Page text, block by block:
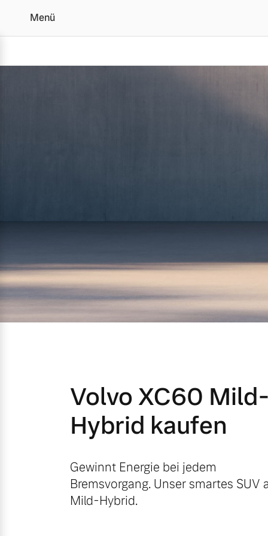
Der Volvo XC60 | Alle
Menü
Mild-Hybrid
Geschäftskunden
Editionsmodelle
Konnektivität
Aktuelle Angebote
Geschäftskunden
Über uns
Unser Team
Volvo XC60 Mild-
Hybrid kaufen
Gewinnt Energie bei jedem
Bremsvorgang. Unser smartes SUV
Mild-Hybrid.